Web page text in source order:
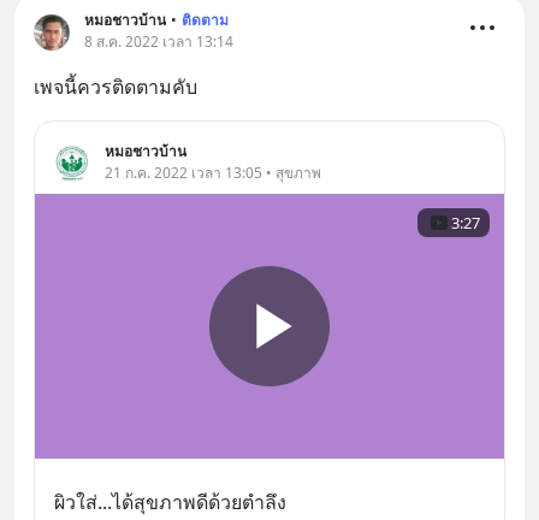
หมอชาวบ้าน • ติดตาม
8 ส.ค. 2022 เวลา 13:14
เพจนี้ควรติดตามคับ
หมอชาวบ้าน
21 ก.ค. 2022 เวลา 13:05 • สุขภาพ
3:27
ผิวใส่...ได้สุขภาพดีด้วยตำลึง